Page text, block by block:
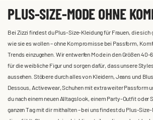
PLUS-SIZE-MODE OHNE
Bei Zizzi findest du Plus-Size-Kleidung für Frauen, die sich
wie sie es wollen – ohne Kompromisse bei Passform,
Trends einzugehen. Wir entwerfen Mode in den Größen
für die weibliche Figur und sorgen dafür, dass unsere
aussehen. Stöbere durch alles von Kleidern, Jeans und
Dessous, Activewear, Schuhen mit extra weiter Passform
du nach einem neuen Alltagslook, einem Party-Outfit oder
ganzen Tag mit dir mithalten – bei uns findest du Plus-